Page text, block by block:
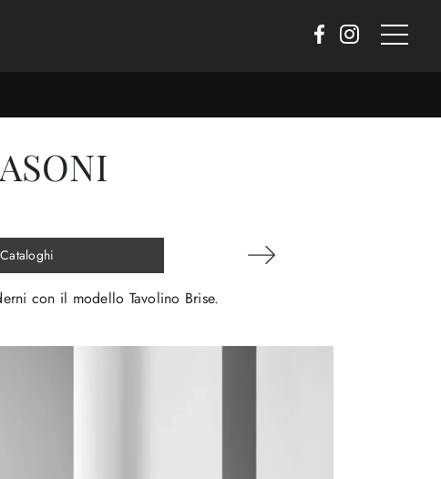
con il modello Tavolino Brise.